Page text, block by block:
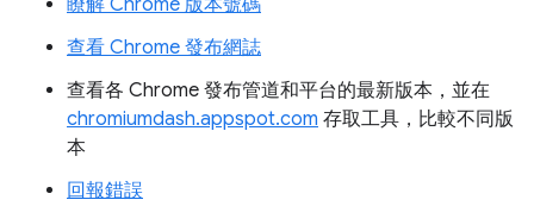
查看 Chrome 發布網誌
查看各 Chrome 發布管道和平台的最新版本，並在
chromiumdash.appspot.com 存取工具，比較不同版
本
回報錯誤